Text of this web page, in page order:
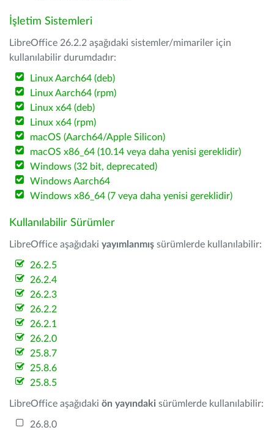
İşletim Sistemleri
LibreOffice 26.2.2 aşağıdaki sistemler/mimariler için
kullanılabilir durumdadır:
Linux Aarch64 (deb)
Linux Aarch64 (rpm)
Linux x64 (deb)
Linux x64 (rpm)
macOS (Aarch64/Apple Silicon)
macOS x86_64 (10.14 veya daha yenisi gereklidir)
Windows (32 bit, deprecated)
Windows Aarch64
Windows x86_64 (7 veya daha yenisi gereklidir)
Kullanılabilir Sürümler
LibreOffice aşağıdaki yayımlanmış sürümlerde kullanılabilir:
26.2.5
26.2.4
26.2.3
26.2.2
26.2.1
26.2.0
25.8.7
25.8.6
25.8.5
LibreOffice aşağıdaki ön yayındaki sürümlerde kullanılabilir:
26.8.0